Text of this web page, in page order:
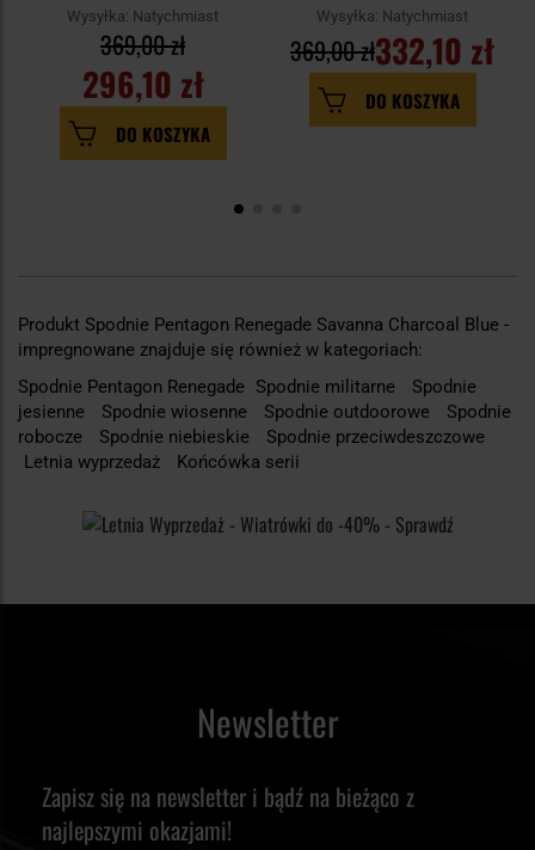
impregnowane
Wysyłka: Natychmiast
296,10 zł
369,00 zł
DO KOSZYKA
impregnowane
Wysyłka: Natychmiast
332,10 zł
369,00 zł
DO KOSZYKA
Produkt Spodnie Pentagon Renegade Savanna Charcoal Blue -
impregnowane znajduje się również w kategoriach:
Spodnie Pentagon Renegade Spodnie militarne
Spodnie
jesienne
Spodnie wiosenne Spodnie outdoorowe
Spodnie
robocze
Spodnie niebieskie
Spodnie przeciwdeszczowe
Letnia wyprzedaż
Końcówka serii
Newsletter
Zapisz się na newsletter i bądź na bieżąco z
najlepszymi okazjami!